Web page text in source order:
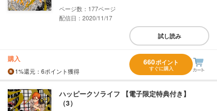
177
配信日：2020/11/17
試し読み
購入
1%還元 ：6ポイント獲得
660ポイント
すぐに購入
ハッピークソライフ 【電子限定特典付き】
（3）